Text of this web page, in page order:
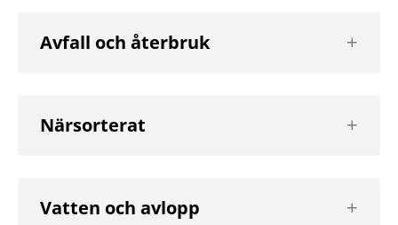
Avfall och återbruk
nästa
Närsorterat
nästa
Vatten och avlopp
nästa